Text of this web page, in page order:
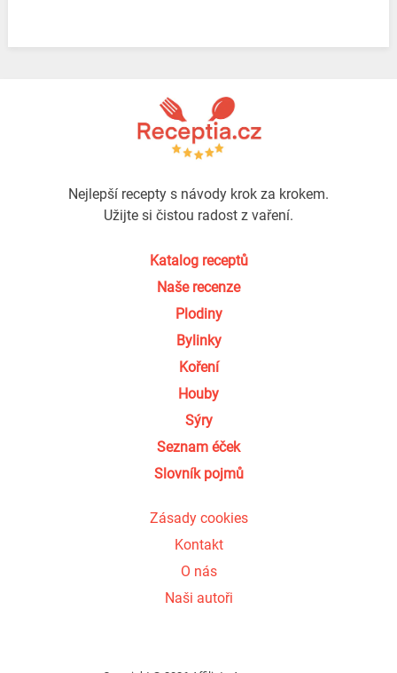
Nejlepší recepty s návody krok za krokem.
Užijte si čistou radost z vaření.
Katalog receptů
Naše recenze
Plodiny
Bylinky
Koření
Houby
Sýry
Seznam éček
Slovník pojmů
Zásady cookies
Kontakt
O nás
Naši autoři